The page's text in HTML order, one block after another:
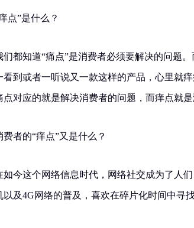
点”是什么？
们都知道“痛点”是消费者必须要解决的问题
看到或者一听说又一款这样的产品，心里就
点对应的就是解决消费者的问题，而痒点就
费者的“痒点”又是什么？
如今这个网络信息时代，网络社交成为了人
以及4G网络的普及，喜欢在碎片化时间中寻